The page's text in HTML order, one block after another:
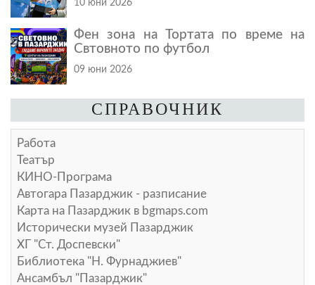
10 юни 2026
Фен зона на Тортата по време на
Свтовното по футбол
09 юни 2026
СПРАВОЧНИК
Работа
Театър
КИНО-Програма
Автогара Пазарджик - разписание
Карта на Пазарджик в bgmaps.com
Исторически музей Пазарджик
ХГ "Ст. Доспевски"
Библиотека "Н. Фурнаджиев"
Ансамбъл "Пазарджик"